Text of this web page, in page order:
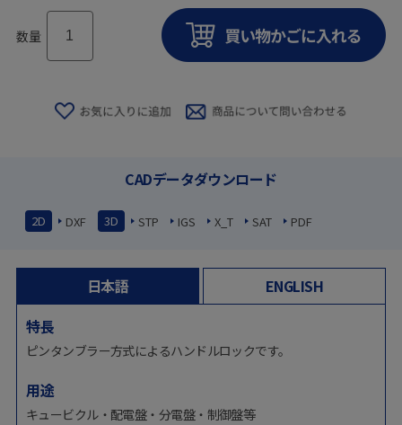
数量
CADデータダウンロード
2D DXF 3D STP IGS X_T SAT PDF
日本語
ENGLISH
特長
ピンタンブラー方式によるハンドルロックです。
用途
キュービクル・配電盤・分電盤・制御盤等